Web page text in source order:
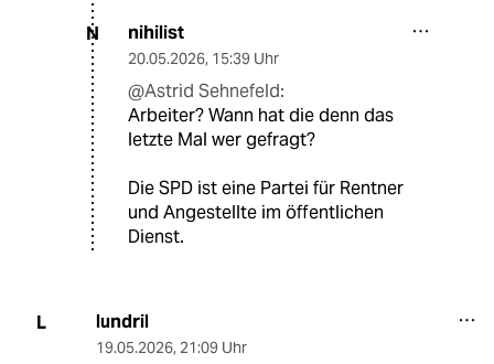
N nihilist
20.05.2026, 15:39 Uhr
@Astrid Sehnefeld:
Arbeiter? Wann hat die denn das
letzte Mal wer gefragt?
Die SPD ist eine Partei für Rentner
und Angestellte im öffentlichen
Dienst.
L lundril
19.05.2026, 21:09 Uhr